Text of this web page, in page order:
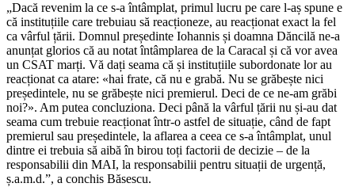
„Dacă revenim la ce s-a întâmplat, primul lucru pe care l-aș spune e
că instituțiile care trebuiau să reacționeze, au reacționat exact la fel
ca vârful țării. Domnul președinte Iohannis și doamna Dăncilă ne-a
anunțat glorios că au notat întâmplarea de la Caracal și că vor avea
un CSAT marți. Vă dați seama că și instituțiile subordonate lor au
reacționat ca atare: «hai frate, că nu e grabă. Nu se grăbește nici
președintele, nu se grăbește nici premierul. Deci de ce ne-am grăbi
noi?». Am putea concluziona. Deci până la vârful țării nu și-au dat
seama cum trebuie reacționat într-o astfel de situație, când de fapt
premierul sau președintele, la aflarea a ceea ce s-a întâmplat, unul
dintre ei trebuia să aibă în birou toți factorii de decizie – de la
responsabilii din MAI, la responsabilii pentru situații de urgență,
ș.a.m.d.”, a conchis Băsescu.